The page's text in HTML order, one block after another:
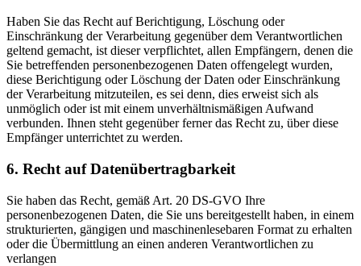
Haben Sie das Recht auf Berichtigung, Löschung oder
Einschränkung der Verarbeitung gegenüber dem Verantwortlichen
geltend gemacht, ist dieser verpflichtet, allen Empfängern, denen die
Sie betreffenden personenbezogenen Daten offengelegt wurden,
diese Berichtigung oder Löschung der Daten oder Einschränkung
der Verarbeitung mitzuteilen, es sei denn, dies erweist sich als
unmöglich oder ist mit einem unverhältnismäßigen Aufwand
verbunden. Ihnen steht gegenüber ferner das Recht zu, über diese
Empfänger unterrichtet zu werden.
6. Recht auf Datenübertragbarkeit
Sie haben das Recht, gemäß Art. 20 DS-GVO Ihre
personenbezogenen Daten, die Sie uns bereitgestellt haben, in einem
strukturierten, gängigen und maschinenlesebaren Format zu erhalten
oder die Übermittlung an einen anderen Verantwortlichen zu
verlangen